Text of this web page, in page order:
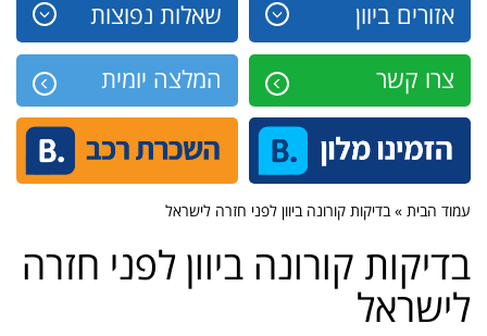
אזורים ביוון שאלות נפוצות
צרו קשר המלצה יומית
עמוד הבית » בדיקות קורונה ביוון לפני חזרה לישראל
בדיקות קורונה ביוון לפני חזרה
לישראל